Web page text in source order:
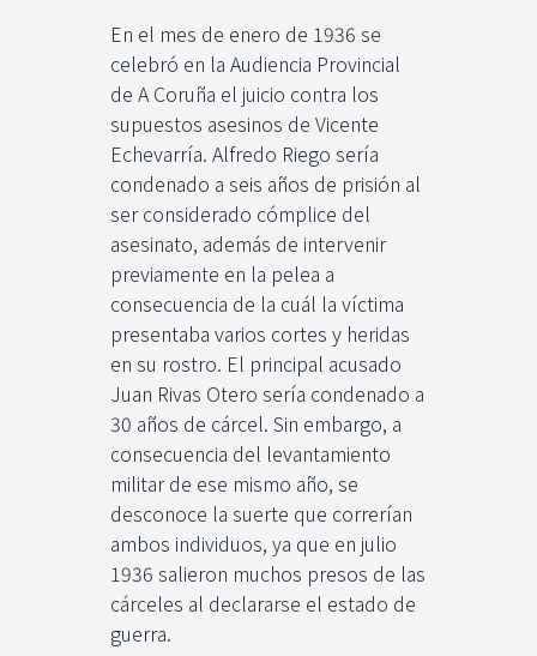
En el mes de enero de 1936 se
celebró en la Audiencia Provincial
de A Coruña el juicio contra los
supuestos asesinos de Vicente
Echevarría. Alfredo Riego sería
condenado a seis años de prisión al
ser considerado cómplice del
asesinato, además de intervenir
previamente en la pelea a
consecuencia de la cuál la víctima
presentaba varios cortes y heridas
en su rostro. El principal acusado
Juan Rivas Otero sería condenado a
30 años de cárcel. Sin embargo, a
consecuencia del levantamiento
militar de ese mismo año, se
desconoce la suerte que correrían
ambos individuos, ya que en julio
1936 salieron muchos presos de las
cárceles al declararse el estado de
guerra.